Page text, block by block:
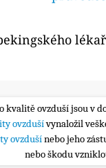
kvalitě ovzduší jsou v
ovzdušívynaložil
ovzdušínebo jeho
nebo škodu